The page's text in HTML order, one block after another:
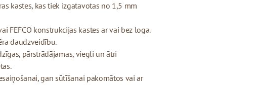
kastes, kas tiek izgatavotas no 1,5 mm
FEFCO konstrukcijas kastes ar vai bez loga.
daudzveidību.
pārstrādājamas, viegli un ātri
gan sūtīšanai pakomātos vai ar